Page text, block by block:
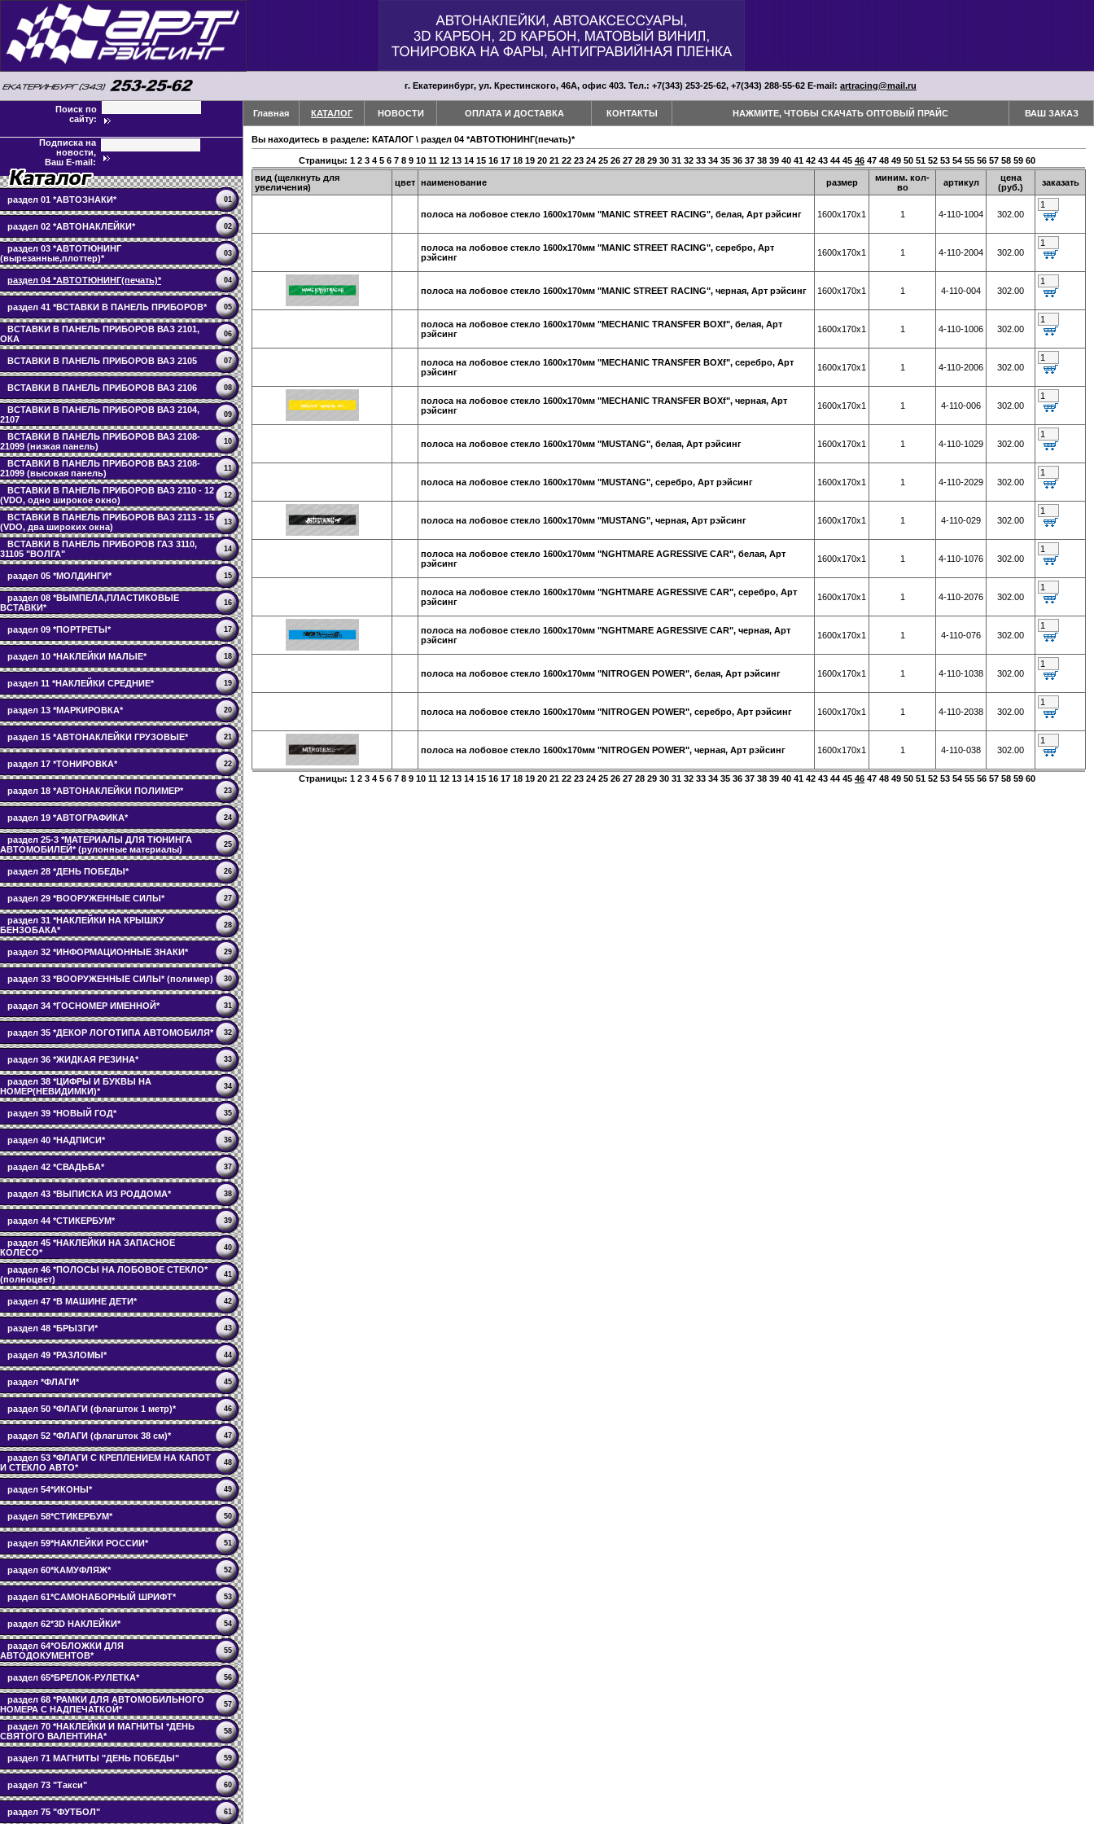
г. Екатеринбург, ул. Крестинского, 46А, офис 403. Тел.: +7(343) 253-25-62, +7(343) 288-55-62 Е-mail: artracing@mail.ru
Поиск по
сайту:
Подписка на
новости,
Ваш E-mail:
раздел 01 *АВТОЗНАКИ* 01
раздел 02 *АВТОНАКЛЕЙКИ* 02
раздел 03 *АВТОТЮНИНГ
(вырезанные,плоттер)*
03
раздел 04 *АВТОТЮНИНГ(печать)* 04
раздел 41 *ВСТАВКИ В ПАНЕЛЬ ПРИБОРОВ* 05
ВСТАВКИ В ПАНЕЛЬ ПРИБОРОВ ВАЗ 2101,
ОКА
06
ВСТАВКИ В ПАНЕЛЬ ПРИБОРОВ ВАЗ 2105 07
ВСТАВКИ В ПАНЕЛЬ ПРИБОРОВ ВАЗ 2106 08
ВСТАВКИ В ПАНЕЛЬ ПРИБОРОВ ВАЗ 2104,
2107
09
ВСТАВКИ В ПАНЕЛЬ ПРИБОРОВ ВАЗ 2108-
21099 (низкая панель)
10
ВСТАВКИ В ПАНЕЛЬ ПРИБОРОВ ВАЗ 2108-
21099 (высокая панель)
11
ВСТАВКИ В ПАНЕЛЬ ПРИБОРОВ ВАЗ 2110 - 12
(VDO, одно широкое окно)
12
ВСТАВКИ В ПАНЕЛЬ ПРИБОРОВ ВАЗ 2113 - 15
(VDO, два широких окна)
13
ВСТАВКИ В ПАНЕЛЬ ПРИБОРОВ ГАЗ 3110,
31105 "ВОЛГА"
14
раздел 05 *МОЛДИНГИ* 15
раздел 08 *ВЫМПЕЛА,ПЛАСТИКОВЫЕ
ВСТАВКИ*
16
раздел 09 *ПОРТРЕТЫ* 17
раздел 10 *НАКЛЕЙКИ МАЛЫЕ* 18
раздел 11 *НАКЛЕЙКИ СРЕДНИЕ* 19
раздел 13 *МАРКИРОВКА* 20
раздел 15 *АВТОНАКЛЕЙКИ ГРУЗОВЫЕ* 21
раздел 17 *ТОНИРОВКА* 22
раздел 18 *АВТОНАКЛЕЙКИ ПОЛИМЕР* 23
раздел 19 *АВТОГРАФИКА* 24
раздел 25-3 *МАТЕРИАЛЫ ДЛЯ ТЮНИНГА
АВТОМОБИЛЕЙ* (рулонные материалы)
25
раздел 28 *ДЕНЬ ПОБЕДЫ* 26
раздел 29 *ВООРУЖЕННЫЕ СИЛЫ* 27
раздел 31 *НАКЛЕЙКИ НА КРЫШКУ
БЕНЗОБАКА*
28
раздел 32 *ИНФОРМАЦИОННЫЕ ЗНАКИ* 29
раздел 33 *ВООРУЖЕННЫЕ СИЛЫ* (полимер) 30
раздел 34 *ГОСНОМЕР ИМЕННОЙ* 31
раздел 35 *ДЕКОР ЛОГОТИПА АВТОМОБИЛЯ* 32
раздел 36 *ЖИДКАЯ РЕЗИНА* 33
раздел 38 *ЦИФРЫ И БУКВЫ НА
НОМЕР(НЕВИДИМКИ)*
34
раздел 39 *НОВЫЙ ГОД* 35
раздел 40 *НАДПИСИ* 36
раздел 42 *СВАДЬБА* 37
раздел 43 *ВЫПИСКА ИЗ РОДДОМА* 38
раздел 44 *СТИКЕРБУМ* 39
раздел 45 *НАКЛЕЙКИ НА ЗАПАСНОЕ
КОЛЕСО*
40
раздел 46 *ПОЛОСЫ НА ЛОБОВОЕ СТЕКЛО*
(полноцвет)
41
раздел 47 *В МАШИНЕ ДЕТИ* 42
раздел 48 *БРЫЗГИ* 43
раздел 49 *РАЗЛОМЫ* 44
раздел *ФЛАГИ* 45
раздел 50 *ФЛАГИ (флагшток 1 метр)* 46
раздел 52 *ФЛАГИ (флагшток 38 см)* 47
раздел 53 *ФЛАГИ С КРЕПЛЕНИЕМ НА КАПОТ
И СТЕКЛО АВТО*
48
раздел 54*ИКОНЫ* 49
раздел 58*СТИКЕРБУМ* 50
раздел 59*НАКЛЕЙКИ РОССИИ* 51
раздел 60*КАМУФЛЯЖ* 52
раздел 61*САМОНАБОРНЫЙ ШРИФТ* 53
раздел 62*3D НАКЛЕЙКИ* 54
раздел 64*ОБЛОЖКИ ДЛЯ
АВТОДОКУМЕНТОВ*
55
раздел 65*БРЕЛОК-РУЛЕТКА* 56
раздел 68 *РАМКИ ДЛЯ АВТОМОБИЛЬНОГО
НОМЕРА С НАДПЕЧАТКОЙ*
57
раздел 70 *НАКЛЕЙКИ И МАГНИТЫ *ДЕНЬ
СВЯТОГО ВАЛЕНТИНА*
58
раздел 71 МАГНИТЫ "ДЕНЬ ПОБЕДЫ" 59
раздел 73 "Такси" 60
раздел 75 "ФУТБОЛ" 61
Главная КАТАЛОГ НОВОСТИ ОПЛАТА И ДОСТАВКА КОНТАКТЫ НАЖМИТЕ, ЧТОБЫ СКАЧАТЬ ОПТОВЫЙ ПРАЙС ВАШ ЗАКАЗ
Вы находитесь в разделе: КАТАЛОГ \ раздел 04 *АВТОТЮНИНГ(печать)*
Страницы: 1 2 3 4 5 6 7 8 9 10 11 12 13 14 15 16 17 18 19 20 21 22 23 24 25 26 27 28 29 30 31 32 33 34 35 36 37 38 39 40 41 42 43 44 45 46 47 48 49 50 51 52 53 54 55 56 57 58 59 60
вид (щелкнуть для
увеличения)
цвет наименование размер
миним. кол-
во
артикул
цена
(руб.)
заказать
полоса на лобовое стекло 1600х170мм "MANIC STREET RACING", белая, Арт рэйсинг 1600х170х1 1 4-110-1004 302.00
полоса на лобовое стекло 1600х170мм "MANIC STREET RACING", серебро, Арт
рэйсинг
1600х170х1 1 4-110-2004 302.00
полоса на лобовое стекло 1600х170мм "MANIC STREET RACING", черная, Арт рэйсинг 1600х170х1 1 4-110-004 302.00
полоса на лобовое стекло 1600х170мм "MECHANIC TRANSFER BOXf", белая, Арт
рэйсинг
1600х170х1 1 4-110-1006 302.00
полоса на лобовое стекло 1600х170мм "MECHANIC TRANSFER BOXf", серебро, Арт
рэйсинг
1600х170х1 1 4-110-2006 302.00
полоса на лобовое стекло 1600х170мм "MECHANIC TRANSFER BOXf", черная, Арт
рэйсинг
1600х170х1 1 4-110-006 302.00
полоса на лобовое стекло 1600х170мм "MUSTANG", белая, Арт рэйсинг 1600х170х1 1 4-110-1029 302.00
полоса на лобовое стекло 1600х170мм "MUSTANG", серебро, Арт рэйсинг 1600х170х1 1 4-110-2029 302.00
полоса на лобовое стекло 1600х170мм "MUSTANG", черная, Арт рэйсинг 1600х170х1 1 4-110-029 302.00
полоса на лобовое стекло 1600х170мм "NGHTMARE AGRESSIVE CAR", белая, Арт
рэйсинг
1600х170х1 1 4-110-1076 302.00
полоса на лобовое стекло 1600х170мм "NGHTMARE AGRESSIVE CAR", серебро, Арт
рэйсинг
1600х170х1 1 4-110-2076 302.00
полоса на лобовое стекло 1600х170мм "NGHTMARE AGRESSIVE CAR", черная, Арт
рэйсинг
1600х170х1 1 4-110-076 302.00
полоса на лобовое стекло 1600х170мм "NITROGEN POWER", белая, Арт рэйсинг 1600х170х1 1 4-110-1038 302.00
полоса на лобовое стекло 1600х170мм "NITROGEN POWER", серебро, Арт рэйсинг 1600х170х1 1 4-110-2038 302.00
полоса на лобовое стекло 1600х170мм "NITROGEN POWER", черная, Арт рэйсинг 1600х170х1 1 4-110-038 302.00
Страницы: 1 2 3 4 5 6 7 8 9 10 11 12 13 14 15 16 17 18 19 20 21 22 23 24 25 26 27 28 29 30 31 32 33 34 35 36 37 38 39 40 41 42 43 44 45 46 47 48 49 50 51 52 53 54 55 56 57 58 59 60